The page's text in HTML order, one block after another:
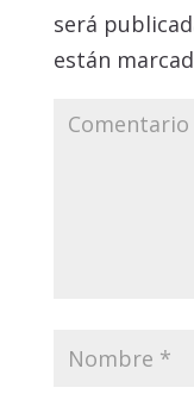
será
están